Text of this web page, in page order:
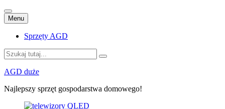
Menu Przejdź
do
treści
Sprzęty AGD
Szukaj:
AGD duże
Najlepszy sprzęt gospodarstwa domowego!